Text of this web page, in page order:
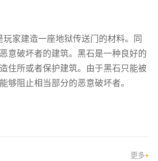
玩家建造一座地狱传送门的材料。同
意破坏者的建筑。黑石是一种良好的
住所或者保护建筑。由于黑石只能被
够阻止相当部分的恶意破坏者。
更多+